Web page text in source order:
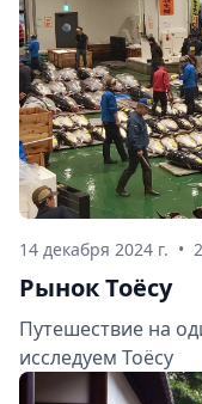
14 декабря 2024 г. •
Рынок Тоёсу
Путешествие на
исследуем Тоёсу